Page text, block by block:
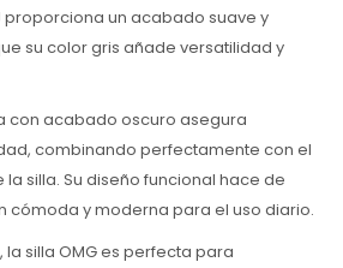
proporciona un acabado suave y
su color gris añade versatilidad y
con acabado oscuro asegura
combinando perfectamente con el
silla. Su diseño funcional hace de
cómoda y moderna para el uso diario.
silla OMG es perfecta para